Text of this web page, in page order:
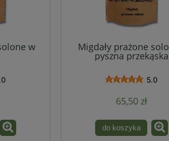
w Migdały prażone
pyszna przekąska
5.0
65,50 zł
do koszyka